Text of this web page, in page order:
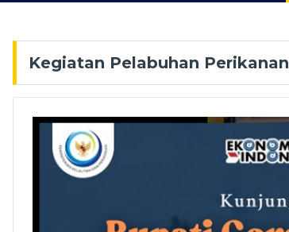
Kegiatan Pelabuhan Perikanan